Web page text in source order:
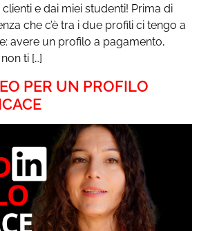
e dai miei studenti! Prima di
che c’è tra i due profili ci tengo a
avere un profilo a pagamento,
ti […]
PER UN PROFILO